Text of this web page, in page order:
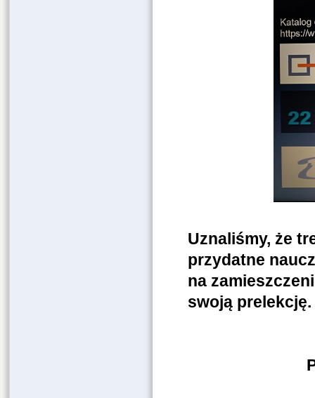
Uznaliśmy, że
przydatne
na
swoją prelekcję.